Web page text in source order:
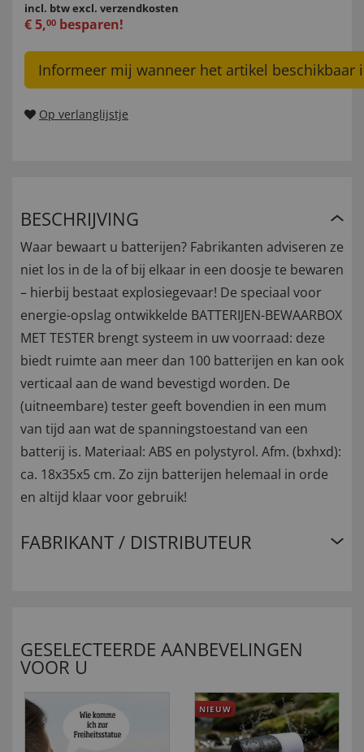
incl. btwexcl. verzendkosten
€5,00 besparen!
Informeer mij wanneer het artikel beschikbaar
Op verlanglijstje
BESCHRIJVING
Waar bewaart u batterijen? Fabrikanten adviseren ze
niet los in de la of bij elkaar in een doosje te bewaren
– hierbij bestaat explosiegevaar! De speciaal voor
energie-opslag ontwikkelde BATTERIJEN-BEWAARBOX
MET TESTER brengt systeem in uw voorraad: deze
biedt ruimte aan meer dan 100 batterijen en kan ook
verticaal aan de wand bevestigd worden. De
(uitneembare) tester geeft bovendien in een mum
van tijd aan wat de spanningstoestand van een
batterij is. Materiaal: ABS en polystyrol. Afm. (bxhxd):
ca. 18x35x5 cm. Zo zijn batterijen helemaal in orde
en altijd klaar voor gebruik!
FABRIKANT / DISTRIBUTEUR
GESELECTEERDE AANBEVELINGEN
VOOR U
NIEUW